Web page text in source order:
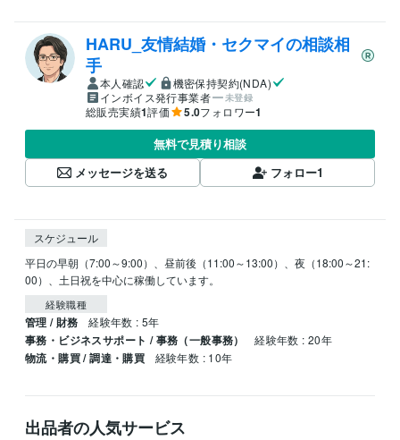
HARU_友情結婚・セクマイの相談相
手
本人確認
機密保持契約(NDA)
インボイス発行事業者
未登録
総販売実績1評価 5.0フォロワー1
無料で見積り相談
メッセージを送る
フォロー1
スケジュール
平日の早朝（7:00～9:00）、昼前後（11:00～13:00）、夜（18:00～21:
00）、土日祝を中心に稼働しています。
経験職種
管理 / 財務 経験年数 : 5年
事務・ビジネスサポート / 事務（一般事務） 経験年数 : 20年
物流・購買 / 調達・購買 経験年数 : 10年
出品者の人気サービス